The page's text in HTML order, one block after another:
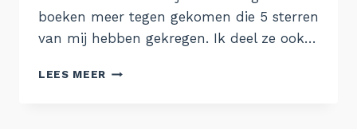
boeken meer tegen gekomen die 5 sterren
van mij hebben gekregen. Ik deel ze ook…
LEES MEER BOEKEN